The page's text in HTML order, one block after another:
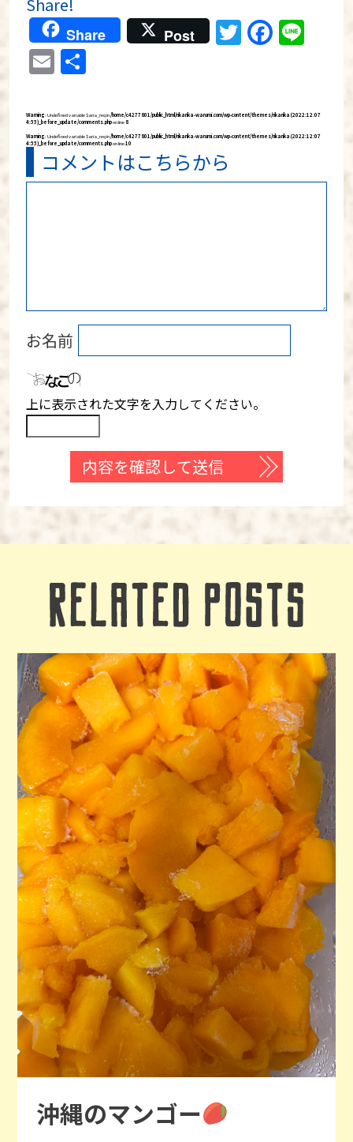
Share Post Twitter
Email
Warning: Undefined variable $aria_req in/home/c4277801/public_html/rikarika-warumi.com/wp-content/themes/rikarika (2022:12:07
4:55)_before_update/comments.phpon line 8
Warning: Undefined variable $aria_req in/home/c4277801/public_html/rikarika-warumi.com/wp-content/themes/rikarika (2022:12:07
4:55)_before_update/comments.phpon line10
コメントはこちらから
お名前
上に表示された文字を入力してください。
沖縄のマンゴー